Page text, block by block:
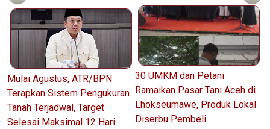
Mulai Agustus, ATR/BPN
Terapkan Sistem Pengukuran
Tanah Terjadwal, Target
Selesai Maksimal 12 Hari
30 UMKM dan Petani
Ramaikan Pasar Tani Aceh di
Lhokseumawe, Produk Lokal
Diserbu Pembeli